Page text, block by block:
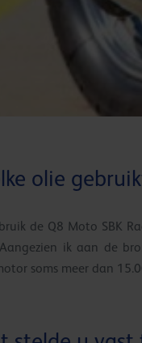
olie
de Q8 Moto SBK
ik aan de
soms meer dan